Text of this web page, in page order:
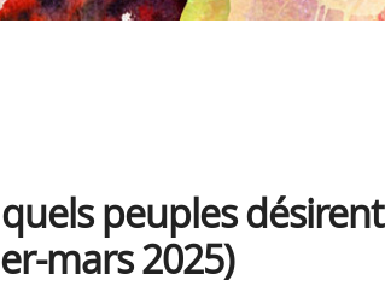
peuples désirent
mars 2025)